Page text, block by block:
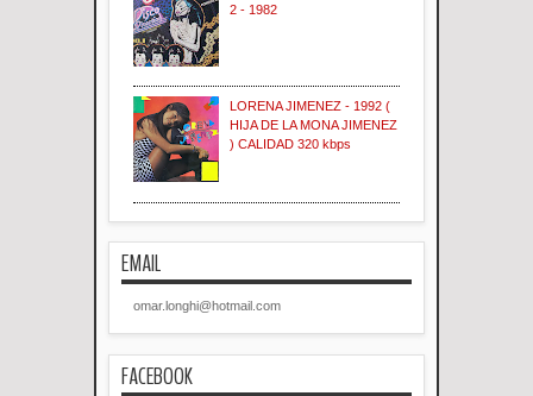
2 - 1982
LORENA JIMENEZ - 1992 (
HIJA DE LA MONA JIMENEZ
) CALIDAD 320 kbps
EMAIL
omar.longhi@hotmail.com
FACEBOOK